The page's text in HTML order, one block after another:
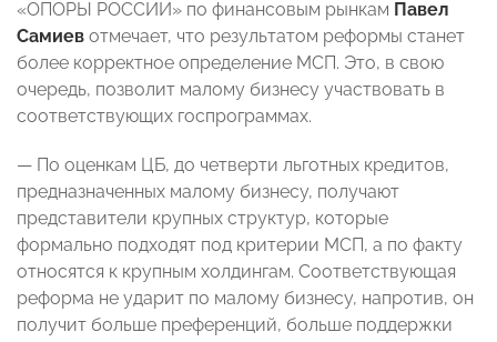
«ОПОРЫ РОССИИ» по финансовым рынкам Павел
Самиев отмечает, что результатом реформы станет
более корректное определение МСП. Это, в свою
очередь, позволит малому бизнесу участвовать в
соответствующих госпрограммах.
— По оценкам ЦБ, до четверти льготных кредитов,
предназначенных малому бизнесу, получают
представители крупных структур, которые
формально подходят под критерии МСП, а по факту
относятся к крупным холдингам. Соответствующая
реформа не ударит по малому бизнесу, напротив, он
получит больше преференций, больше поддержки